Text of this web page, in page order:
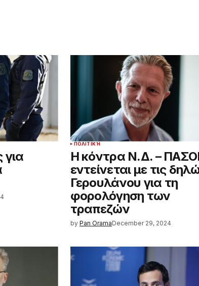
ΠΟΛΙΤΙΚΉ
Η κόντρα Ν.Δ. –
εντείνεται με τις
Γερουλάνου για τη
φορολόγηση των
τραπεζών
by Pan OramaDecember 29, 2024